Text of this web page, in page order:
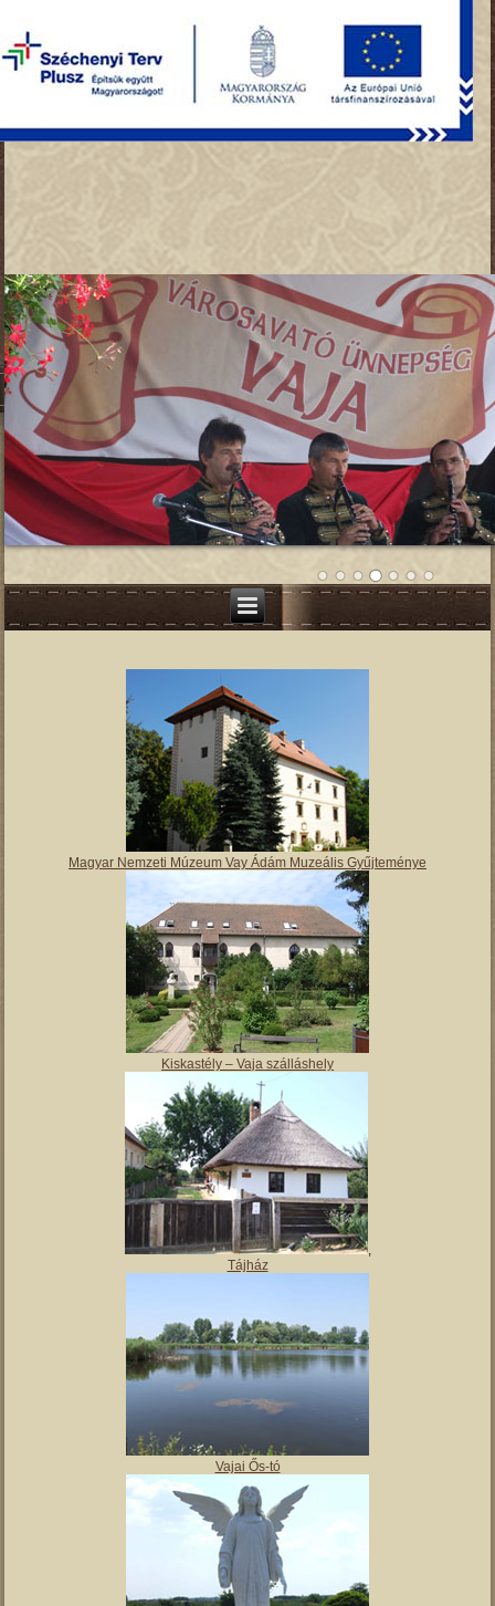
Magyar Nemzeti Múzeum Vay Ádám Muzeális Gyűjteménye
Kiskastély – Vaja szálláshely
,
Tájház
Vajai Ős-tó